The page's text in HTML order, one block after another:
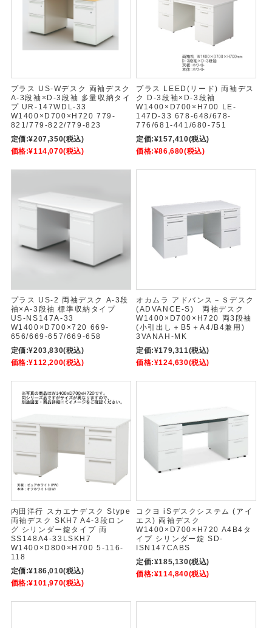
プラス US-Wデスク 両袖デスク
A-3段袖×D-3段袖 多量収納タイ
プ UR-147WDL-33
W1400×D700×H720 779-
821/779-822/779-823
定価:¥207,350(税込)
価格:¥114,070(税込)
プラス LEED(リード) 両袖デス
ク D-3段袖×D-3段袖
W1400×D700×H700 LE-
147D-33 678-648/678-
776/681-441/680-751
定価:¥157,410(税込)
価格:¥86,680(税込)
プラス US-2 両袖デスク A-3段
袖×A-3段袖 標準収納タイプ
US-NS147A-33
W1400×D700×720 669-
656/669-657/669-658
定価:¥203,830(税込)
価格:¥112,200(税込)
オカムラ アドバンス－Ｓデスク
(ADVANCE-S) 両袖デスク
W1400×D700×H720 両3段袖
(小引出し＋B5＋A4/B4兼用)
3VANAH-MK
定価:¥179,311(税込)
価格:¥124,630(税込)
内田洋行 スカエナデスク Stype
両袖デスク SKH7 A4-3段ロン
グ シリンダー錠タイプ 両
SS148A4-33LSKH7
W1400×D800×H700 5-116-
118
定価:¥186,010(税込)
価格:¥101,970(税込)
コクヨ iSデスクシステム (アイ
エス) 両袖デスク
W1400×D700×H720 A4B4タ
イプ シリンダー錠 SD-
ISN147CABS
定価:¥185,130(税込)
価格:¥114,840(税込)